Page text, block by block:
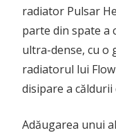
radiator Pulsar
parte din spate a
ultra-dense, cu o
radiatorul lui
disipare a căldurii
Adăugarea unui